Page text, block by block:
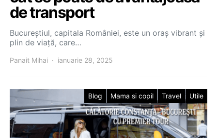
de transport
Bucureștiul, capitala României, este un oraș vibrant și
plin de viață, care…
Panait Mihai ianuarie 28, 2025
Blog Mama si copil Travel Utile